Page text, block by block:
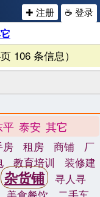
☕ 登录
✚ 注册
106 条信息）
平 泰安 其它
房 租房 商铺
厂
教育培训
装修建
杂货铺
寻人寻